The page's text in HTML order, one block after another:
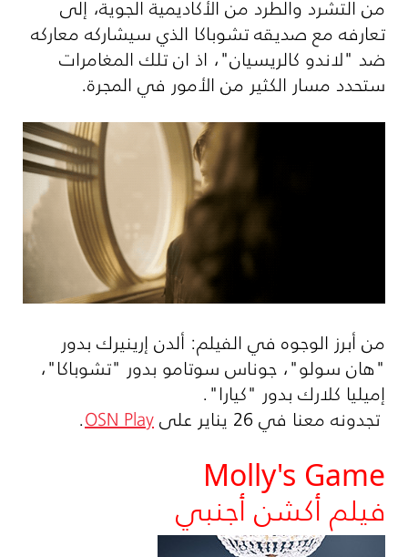
من التشرد والطرد من الأكاديمية الجوية، إلى
تعارفه مع صديقه تشوباكا الذي سيشاركه معاركه
ضد "لاندو كالريسيان"، اذ ان تلك المغامرات
ستحدد مسار الكثير من الأمور في المجرة.
من أبرز الوجوه في الفيلم: ألدن إرينيرك بدور
"هان سولو"، جوناس سوتامو بدور "تشوباكا"،
إميليا كلارك بدور "كيارا".
تجدونه معنا في 26 يناير على OSN Play
.
Molly's Game
فيلم أكشن أجنبي